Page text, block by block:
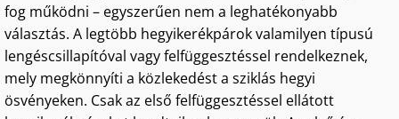
fog működni – egyszerűen nem a leghatékonyabb
választás. A legtöbb hegyikerékpárok valamilyen típusú
lengéscsillapítóval vagy felfüggesztéssel rendelkeznek,
mely megkönnyíti a közlekedést a sziklás hegyi
ösvényeken. Csak az első felfüggesztéssel ellátott